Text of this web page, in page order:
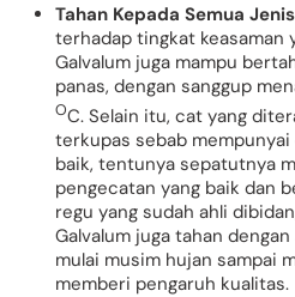
Tahan Kepada Semua
terhadap tingkat keasaman
Galvalum juga mampu
panas, dengan sanggup
OC. Selain itu, cat yang
terkupas sebab
baik, tentunya sepatutnya
pengecatan yang baik dan
regu yang sudah ahli
Galvalum juga tahan
mulai musim hujan sampai
memberi pengaruh kualitas.